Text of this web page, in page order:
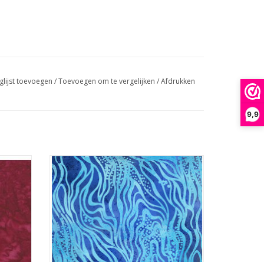
9,9
toevoegen /Toevoegen om te vergelijken /Afdrukken
blauwe batik
TOEVOEGEN AAN WINKELWAGEN